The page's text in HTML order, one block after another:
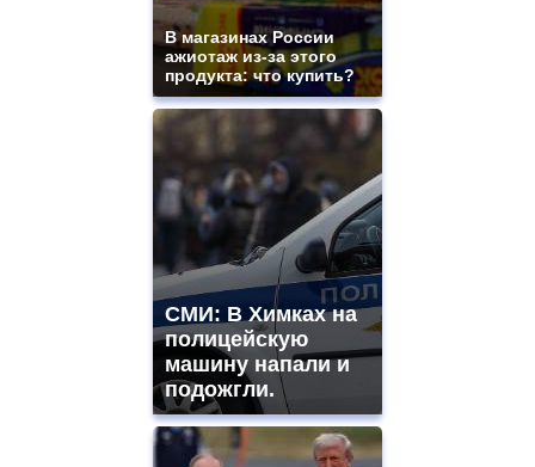
В магазинах России
ажиотаж из-за этого
продукта: что купить?
СМИ: В Химках на
полицейскую
машину напали и
подожгли.